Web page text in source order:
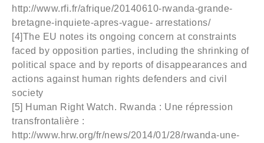
http://www.rfi.fr/afrique/20140610-rwanda-grande-
bretagne-inquiete-apres-vague- arrestations/
[4]The EU notes its ongoing concern at constraints
faced by opposition parties, including the shrinking of
political space and by reports of disappearances and
actions against human rights defenders and civil
society
[5] Human Right Watch. Rwanda : Une répression
transfrontalière :
http://www.hrw.org/fr/news/2014/01/28/rwanda-une-